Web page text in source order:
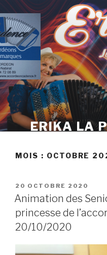
Skip
to
content
ERIKA LA
MOIS : OCTOBRE
POSTED
ON
20 OCTOBRE 2020
Animation des
princesse de
20/10/2020